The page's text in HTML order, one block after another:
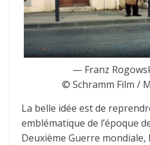
— Franz
© Schramm Film /
La belle idée est de
emblématique de l’époque
Deuxième Guerre mondiale,